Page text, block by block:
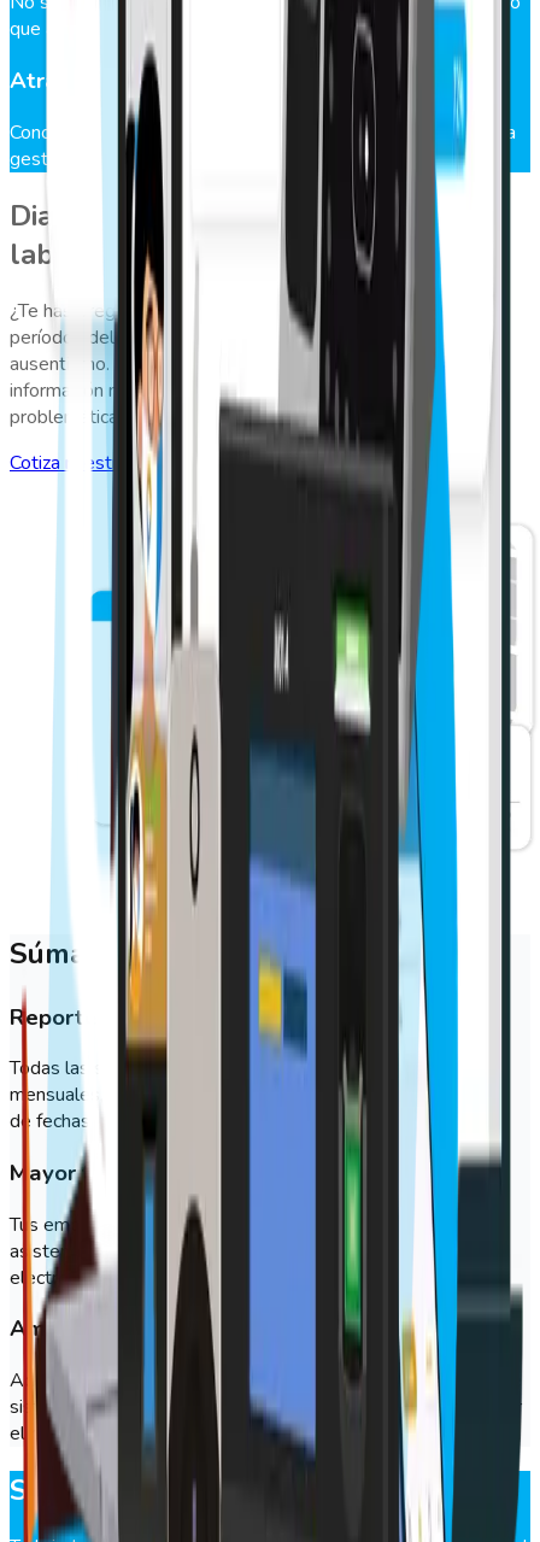
que además las horas extras que realicen tus trabajadores.
Atrasos y permisos
Conoce los niveles de puntualidad de tu empresa y mejora la
gestión del personal con GeoVictoria Web.
Diagnostica y corrige el ausentismo
laboral
¿Te has preguntado por qué baja la productividad en ciertos
períodos del año? Esto se puede deber a una alta tasa de
ausentismo. Para ello,
te entrega toda la
información necesaria para diagnosticar y corregir esta
problemática.
Cotiza nuestras soluciones
Súmate al cambio con GeoVictoria
Reportes personalizados
Todas las soluciones de GeoVictoria te entregan informes
mensuales, semanales e incluso diarios. Tú decides el rango
de fechas para obtener la información.
Mayor transparencia
Tus empleados podrán conocer todos sus registros de
asistencia en la plataforma, además de recibir un correo
electrónico después de cada marca.
Amplia oferta de asistencia
Además del GeoVictoria Web, contamos con una variedad de
sistemas de control de asistencia que te ayudarán a optimizar
el rendimiento de tu empresa.
Soporte de Post Venta 24/7